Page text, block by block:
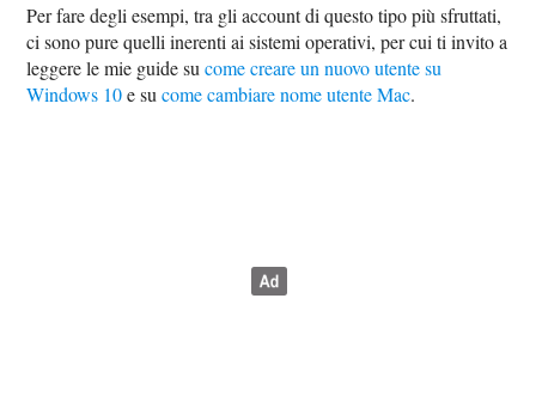
Per fare degli esempi, tra gli account di questo tipo più sfruttati,
ci sono pure quelli inerenti ai sistemi operativi, per cui ti invito a
leggere le mie guide sucome creare un nuovo utente su
Windows 10e sucome cambiare nome utente Mac.